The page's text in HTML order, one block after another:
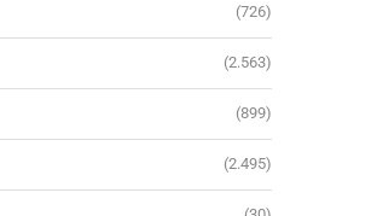
(726)
(2.563)
(899)
(2.495)